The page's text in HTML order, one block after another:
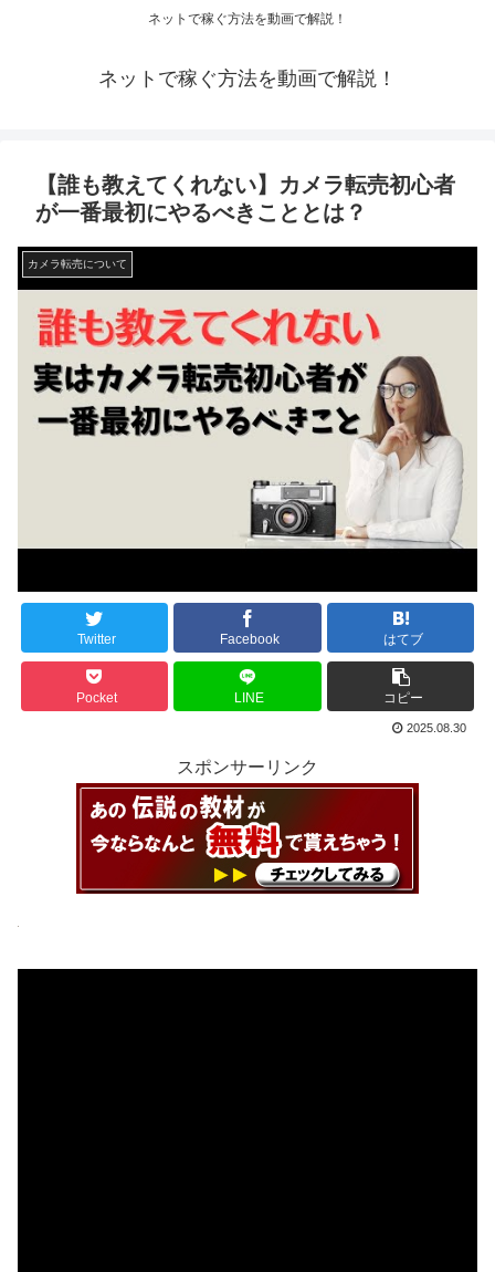
ネットで稼ぐ方法を動画で解説！
ネットで稼ぐ方法を動画で解説！
【誰も教えてくれない】カメラ転売初心者
が一番最初にやるべきこととは？
カメラ転売について
Twitter Facebook はてブ
Pocket LINE コピー
2025.08.30
スポンサーリンク